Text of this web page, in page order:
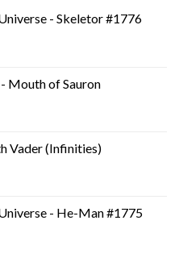
- Skeletor #1776
Mouth of Sauron
Vader (Infinities)
- He-Man #1775